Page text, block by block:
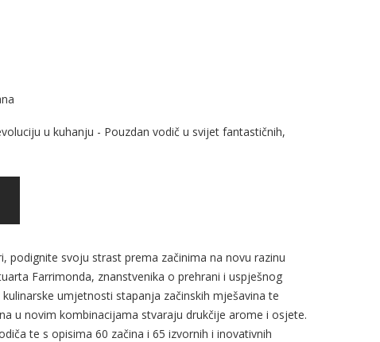
u kuhanju - Pouzdan vodič u svijet fantastičnih,
podignite svoju strast prema začinima na novu razinu
Farrimonda, znanstvenika o prehrani i uspješnog
umjetnosti stapanja začinskih mješavina te
u novim kombinacijama stvaraju drukčije arome i osjete.
te s opisima 60 začina i 65 izvornih i inovativnih